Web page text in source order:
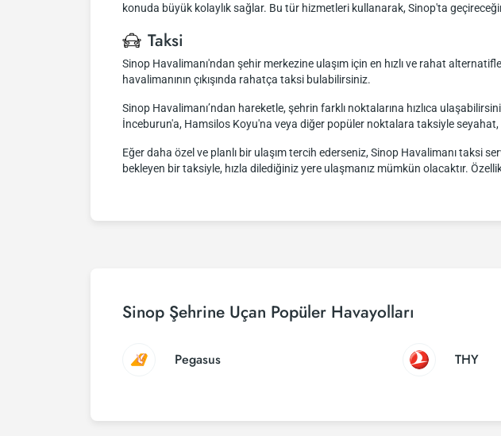
konuda büyük kolaylık sağlar. Bu tür hizmetleri kullanarak, Sinop'ta
Taksi
Sinop Havalimanı'ndan şehir merkezine ulaşım için en hızlı ve rahat
havalimanının çıkışında rahatça taksi bulabilirsiniz.
Sinop Havalimanı’ndan hareketle, şehrin farklı noktalarına hızlıca
İnceburun'a, Hamsilos Koyu'na veya diğer popüler noktalara taksiyle
Eğer daha özel ve planlı bir ulaşım tercih ederseniz, Sinop Havalimanı taksi
bekleyen bir taksiyle, hızla dilediğiniz yere ulaşmanız mümkün olacaktır.
Sinop Şehrine Uçan Popüler Havayolları
Pegasus THY